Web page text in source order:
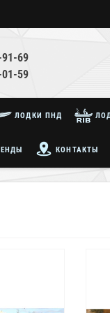
69
59
ЛОДКИ ПНД
КОНТАКТЫ